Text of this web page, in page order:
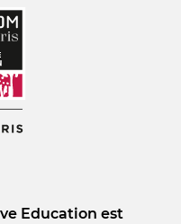
Education est